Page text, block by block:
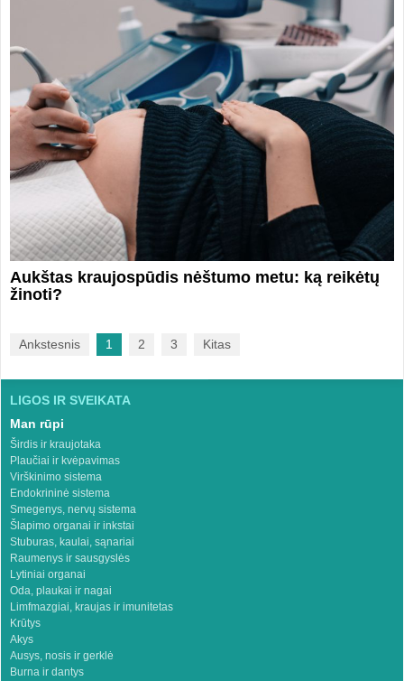
Aukštas kraujospūdis nėštumo metu: ką reikėtų
žinoti?
Ankstesnis 1 2 3 Kitas
LIGOS IR SVEIKATA
Man rūpi
Širdis ir kraujotaka
Plaučiai ir kvėpavimas
Virškinimo sistema
Endokrininė sistema
Smegenys, nervų sistema
Šlapimo organai ir inkstai
Stuburas, kaulai, sąnariai
Raumenys ir sausgyslės
Lytiniai organai
Oda, plaukai ir nagai
Limfmazgiai, kraujas ir imunitetas
Krūtys
Akys
Ausys, nosis ir gerklė
Burna ir dantys